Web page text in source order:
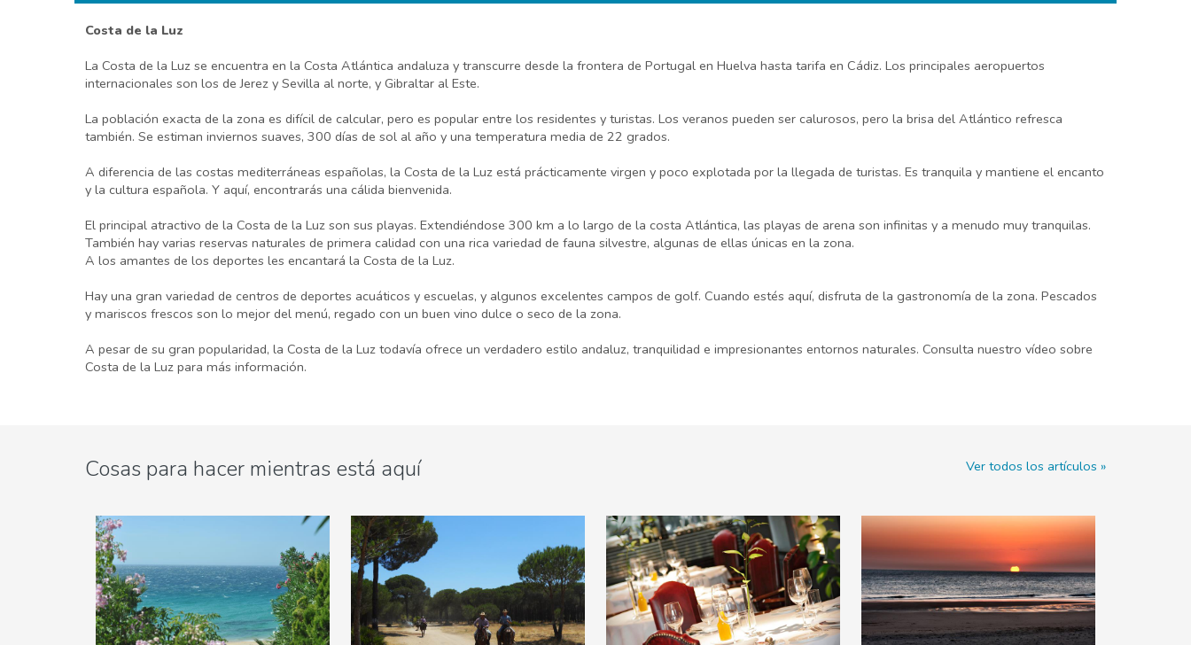
Costa de la Luz
La Costa de la Luz se encuentra en la Costa Atlántica andaluza y transcurre desde la frontera de Portugal en Huelva hasta tarifa en Cádiz. Los principales aeropuertos
internacionales son los de Jerez y Sevilla al norte, y Gibraltar al Este.
La población exacta de la zona es difícil de calcular, pero es popular entre los residentes y turistas. Los veranos pueden ser calurosos, pero la brisa del Atlántico refresca
también. Se estiman inviernos suaves, 300 días de sol al año y una temperatura media de 22 grados.
A diferencia de las costas mediterráneas españolas, la Costa de la Luz está prácticamente virgen y poco explotada por la llegada de turistas. Es tranquila y mantiene el encanto
y la cultura española. Y aquí, encontrarás una cálida bienvenida.
El principal atractivo de la Costa de la Luz son sus playas. Extendiéndose 300 km a lo largo de la costa Atlántica, las playas de arena son infinitas y a menudo muy tranquilas.
También hay varias reservas naturales de primera calidad con una rica variedad de fauna silvestre, algunas de ellas únicas en la zona.
A los amantes de los deportes les encantará la Costa de la Luz.
Hay una gran variedad de centros de deportes acuáticos y escuelas, y algunos excelentes campos de golf. Cuando estés aquí, disfruta de la gastronomía de la zona. Pescados
y mariscos frescos son lo mejor del menú, regado con un buen vino dulce o seco de la zona.
A pesar de su gran popularidad, la Costa de la Luz todavía ofrece un verdadero estilo andaluz, tranquilidad e impresionantes entornos naturales. Consulta nuestro vídeo sobre
Costa de la Luz para más información.
Cosas para hacer mientras está aquí Ver todos los artículos